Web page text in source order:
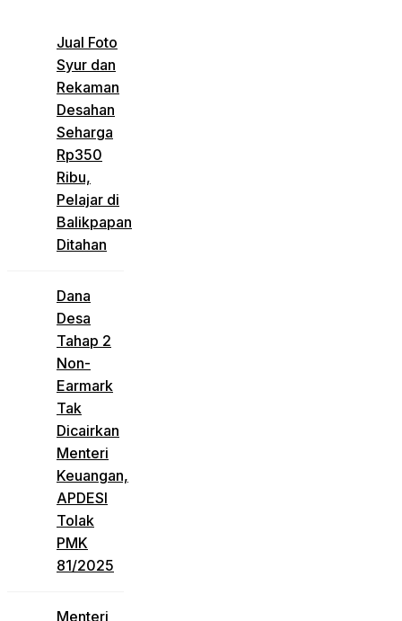
Jual Foto
Syur dan
Rekaman
Desahan
Seharga
Rp350
Ribu,
Pelajar di
Balikpapan
Ditahan
Dana
Desa
Tahap 2
Non-
Earmark
Tak
Dicairkan
Menteri
Keuangan,
APDESI
Tolak
PMK
81/2025
Menteri